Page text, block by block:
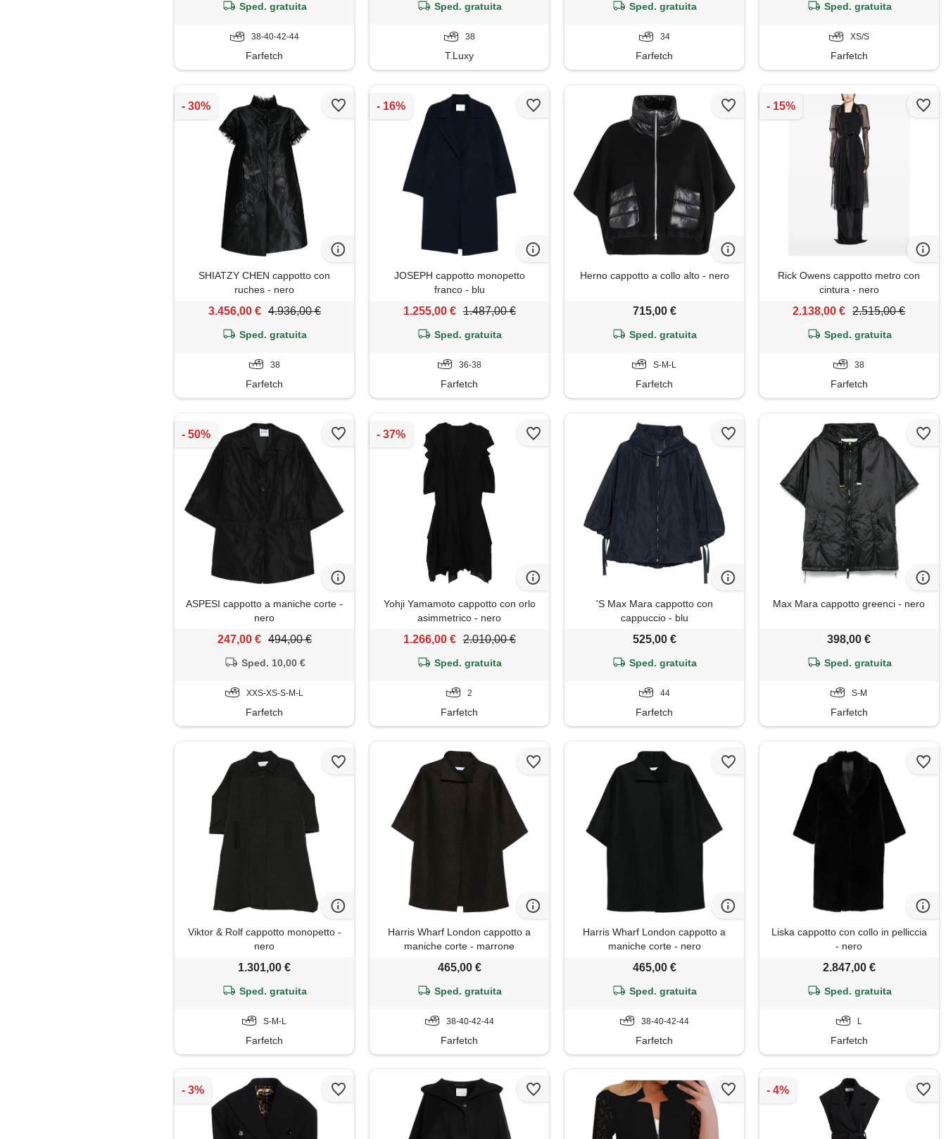
Sped. gratuita
38-40-42-44
Farfetch
Sped. gratuita
38
T.Luxy
Sped. gratuita
34
Farfetch
Sped. gratuita
XS/S
Farfetch
SHIATZY CHEN cappotto con
ruches - nero
3.456,00 € 4.936,00 €
Sped. gratuita
38
Farfetch
JOSEPH cappotto monopetto
franco - blu
1.255,00 € 1.487,00 €
Sped. gratuita
36-38
Farfetch
Herno cappotto a collo alto - nero
715,00 €
Sped. gratuita
S-M-L
Farfetch
Rick Owens cappotto metro con
cintura - nero
2.138,00 € 2.515,00 €
Sped. gratuita
38
Farfetch
ASPESI cappotto a maniche corte -
nero
247,00 € 494,00 €
Sped. 10,00 €
XXS-XS-S-M-L
Farfetch
Yohji Yamamoto cappotto con orlo
asimmetrico - nero
1.266,00 € 2.010,00 €
Sped. gratuita
2
Farfetch
'S Max Mara cappotto con
cappuccio - blu
525,00 €
Sped. gratuita
44
Farfetch
Max Mara cappotto greenci - nero
398,00 €
Sped. gratuita
S-M
Farfetch
Viktor & Rolf cappotto monopetto -
nero
1.301,00 €
Sped. gratuita
S-M-L
Farfetch
Harris Wharf London cappotto a
maniche corte - marrone
465,00 €
Sped. gratuita
38-40-42-44
Farfetch
Harris Wharf London cappotto a
maniche corte - nero
465,00 €
Sped. gratuita
38-40-42-44
Farfetch
Liska cappotto con collo in pelliccia
- nero
2.847,00 €
Sped. gratuita
L
Farfetch